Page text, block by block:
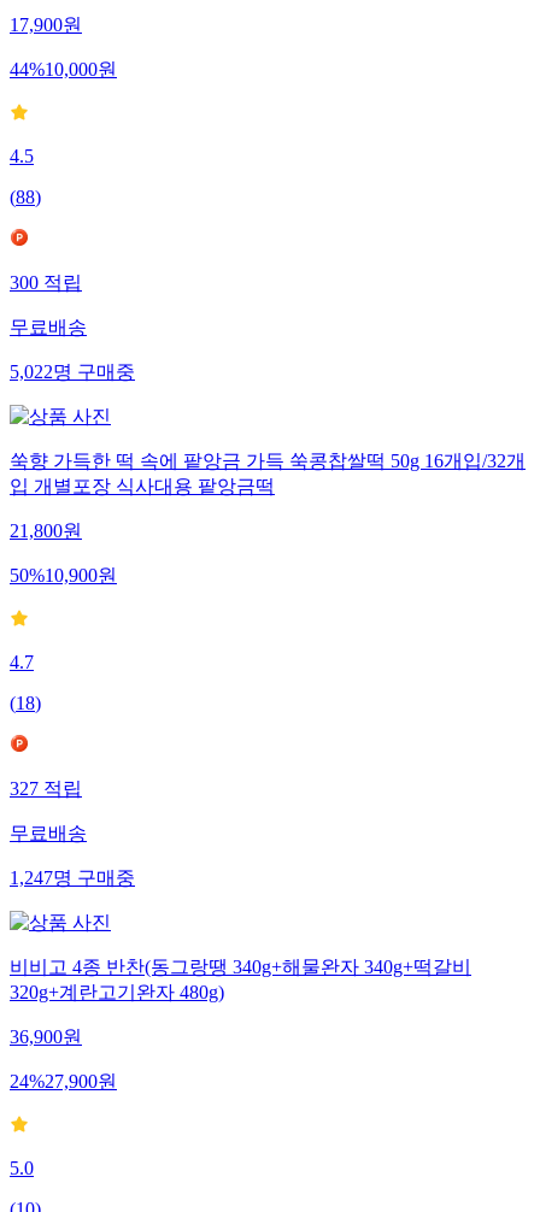
17,900원
44%10,000원
4.5
(88)
300적립
무료배송
5,022명구매중
쑥향 가득한 떡 속에 팥앙금 가득 쑥콩찹쌀떡 50g 16개입/32개
입 개별포장 식사대용 팥앙금떡
21,800원
50%10,900원
4.7
(18)
327적립
무료배송
1,247명구매중
비비고 4종 반찬(동그랑땡 340g+해물완자 340g+떡갈비
320g+계란고기완자 480g)
36,900원
24%27,900원
5.0